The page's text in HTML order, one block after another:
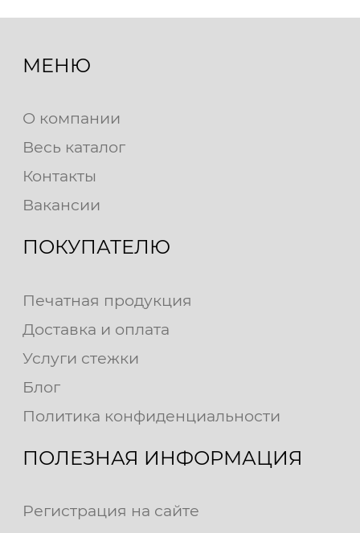
МЕНЮ
О компании
Весь каталог
Контакты
Вакансии
ПОКУПАТЕЛЮ
Печатная продукция
Доставка и оплата
Услуги стежки
Блог
Политика конфиденциальности
ПОЛЕЗНАЯ ИНФОРМАЦИЯ
Регистрация на сайте